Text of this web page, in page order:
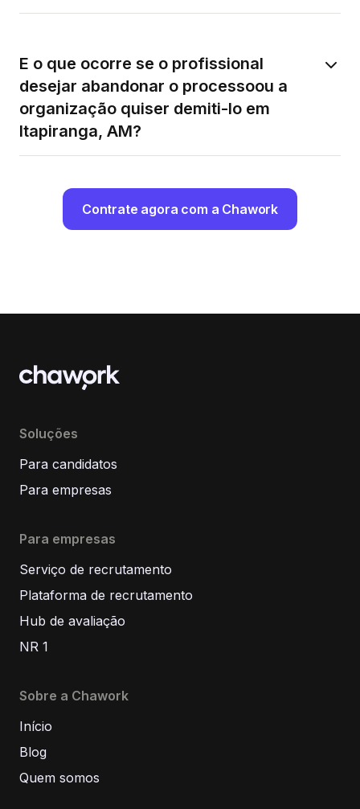
E o que ocorre se o profissional
desejar abandonar o processoou a
organização quiser demiti-lo em
Itapiranga, AM?
Contrate agora com a Chawork
Soluções
Para candidatos
Para empresas
Para empresas
Serviço de recrutamento
Plataforma de recrutamento
Hub de avaliação
NR 1
Sobre a Chawork
Início
Blog
Quem somos